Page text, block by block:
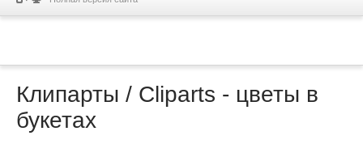
Клипарты / Cliparts - цветы в
букетах